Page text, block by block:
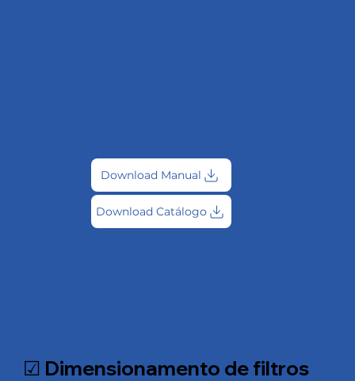
Download Manual
Download Catálogo
☑ Dimensionamento de filtros